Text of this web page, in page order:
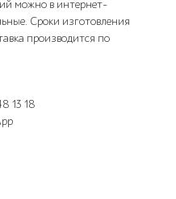
можно в интернет-
Сроки изготовления
производится по
13 18